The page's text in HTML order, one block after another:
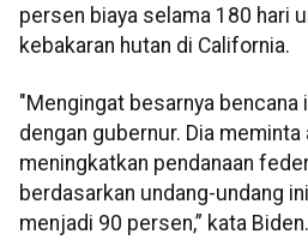
persen biaya selama 180 hari
kebakaran hutan di California.
"Mengingat besarnya bencana
dengan gubernur. Dia meminta
meningkatkan pendanaan
berdasarkan undang-undang
menjadi 90 persen,” kata Biden.